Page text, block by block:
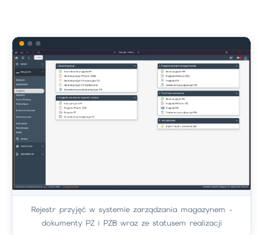
Rejestr przyjęć w systemie zarządzania magazynem -
dokumenty PZ i PZB wraz ze statusem realizacji